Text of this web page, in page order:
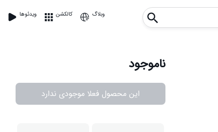
ویدئوها کالکشن وبلاگ
ناموجود
این محصول فعلا موجودی ندارد